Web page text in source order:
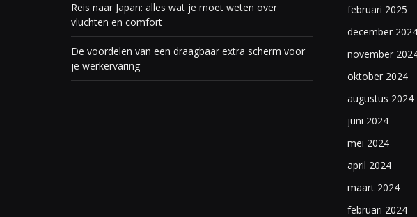
Reis naar Japan: alles wat je moet weten over
vluchten en comfort
De voordelen van een draagbaar extra scherm voor
je werkervaring
februari 2025
december 2024
november
oktober 2024
augustus 2024
juni 2024
mei 2024
april 2024
maart 2024
februari 2024